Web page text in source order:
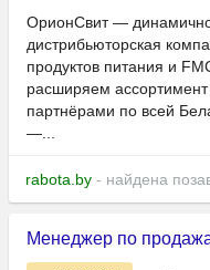
ОрионСвит —
дистрибьюторская
продуктов питания и
расширяем
партнёрами по всей
—...
rabota.by - найдена
Менеджер по